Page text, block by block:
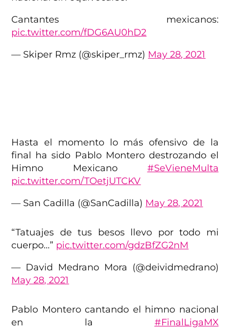
Cantantes mexicanos:
pic.twitter.com/fDG6AU0hD2
— Skiper Rmz (@skiper_rmz) May 28, 2021
Hasta el momento lo más ofensivo de la
final ha sido Pablo Montero destrozando el
Himno Mexicano #SeVieneMulta
pic.twitter.com/TOetjUTCKV
— San Cadilla (@SanCadilla) May 28, 2021
“Tatuajes de tus besos llevo por todo mi
cuerpo…” pic.twitter.com/gdzBfZG2nM
— David Medrano Mora (@deividmedrano)
May 28, 2021
Pablo Montero cantando el himno nacional
en la #FinalLigaMX